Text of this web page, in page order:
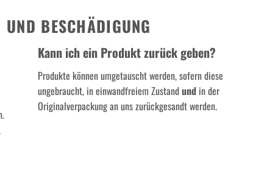
BESCHÄDIGUNG
Kann ich ein Produkt zurück geben?
Produkte können umgetauscht werden, sofern diese
ungebraucht, in einwandfreiem Zustandund in der
Originalverpackung an uns zurückgesandt werden.